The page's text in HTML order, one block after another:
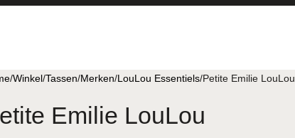
Winkel Tassen Merken LouLou Essentiels Petite Emilie LouLou
Emilie LouLou